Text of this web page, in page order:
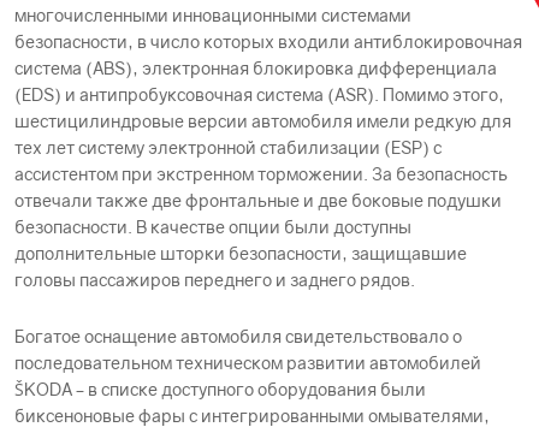
многочисленными инновационными системами
безопасности, в число которых входили антиблокировочная
система (ABS), электронная блокировка дифференциала
(EDS) и антипробуксовочная система (ASR). Помимо этого,
шестицилиндровые версии автомобиля имели редкую для
тех лет систему электронной стабилизации (ESP) с
ассистентом при экстренном торможении. За безопасность
отвечали также две фронтальные и две боковые подушки
безопасности. В качестве опции были доступны
дополнительные шторки безопасности, защищавшие
головы пассажиров переднего и заднего рядов.
Богатое оснащение автомобиля свидетельствовало о
последовательном техническом развитии автомобилей
ŠKODА – в списке доступного оборудования были
биксеноновые фары с интегрированными омывателями,